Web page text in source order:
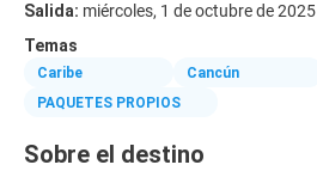
Salida: miércoles, 1 de octubre de 2025
Temas
Caribe
Cancún
PAQUETES PROPIOS
Sobre el destino